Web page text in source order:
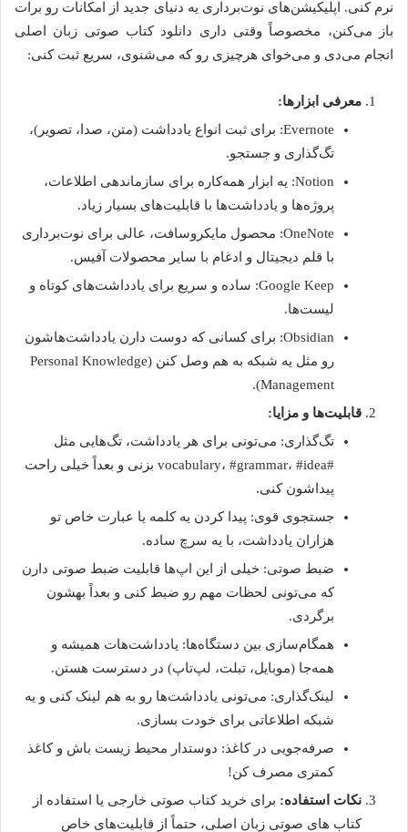
نرم کنی. اپلیکیشن‌های نوت‌برداری یه دنیای جدید از امکانات رو برات
باز می‌کنن، مخصوصاً وقتی داری دانلود کتاب صوتی زبان اصلی
انجام می‌دی و می‌خوای هرچیزی رو که می‌شنوی، سریع ثبت کنی:
معرفی ابزارها:
Evernote: برای ثبت انواع یادداشت (متن، صدا، تصویر)،
تگ‌گذاری و جستجو.
Notion: یه ابزار همه‌کاره برای سازماندهی اطلاعات،
پروژه‌ها و یادداشت‌ها با قابلیت‌های بسیار زیاد.
OneNote: محصول مایکروسافت، عالی برای نوت‌برداری
با قلم دیجیتال و ادغام با سایر محصولات آفیس.
Google Keep: ساده و سریع برای یادداشت‌های کوتاه و
لیست‌ها.
Obsidian: برای کسانی که دوست دارن یادداشت‌هاشون
رو مثل یه شبکه به هم وصل کنن (Personal Knowledge
Management).
قابلیت‌ها و مزایا:
تگ‌گذاری: می‌تونی برای هر یادداشت، تگ‌هایی مثل
#vocabulary، #grammar، #idea بزنی و بعداً خیلی راحت
پیداشون کنی.
جستجوی قوی: پیدا کردن یه کلمه یا عبارت خاص تو
هزاران یادداشت، با یه سرچ ساده.
ضبط صوتی: خیلی از این اپ‌ها قابلیت ضبط صوتی دارن
که می‌تونی لحظات مهم رو ضبط کنی و بعداً بهشون
برگردی.
همگام‌سازی بین دستگاه‌ها: یادداشت‌هات همیشه و
همه‌جا (موبایل، تبلت، لپ‌تاپ) در دسترست هستن.
لینک‌گذاری: می‌تونی یادداشت‌ها رو به هم لینک کنی و یه
شبکه اطلاعاتی برای خودت بسازی.
صرفه‌جویی در کاغذ: دوستدار محیط زیست باش و کاغذ
کمتری مصرف کن!
نکات استفاده: برای خرید کتاب صوتی خارجی یا استفاده از
کتاب های صوتی زبان اصلی، حتماً از قابلیت‌های خاص